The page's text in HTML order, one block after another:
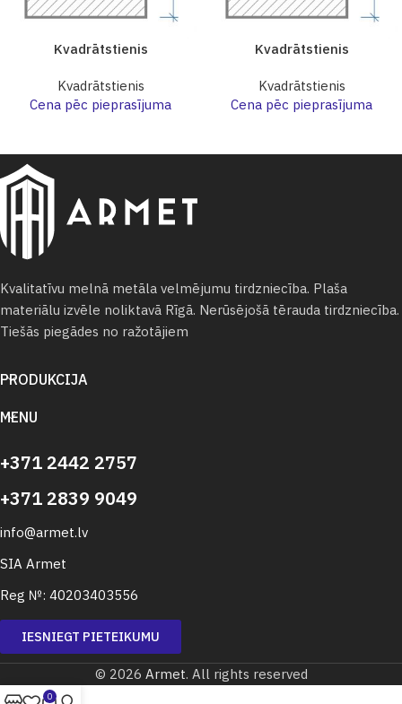
Kvadrātstienis
Kvadrātstienis
Cena pēc pieprasījuma
Kvadrātstienis
Kvadrātstienis
Cena pēc pieprasījuma
Kvalitatīvu melnā metāla velmējumu tirdzniecība. Plaša
materiālu izvēle noliktavā Rīgā. Nerūsējošā tērauda tirdzniecība.
Tiešās piegādes no ražotājiem
PRODUKCIJA
MENU
+371 2442 2757
+371 2839 9049
info@armet.lv
SIA Armet
Reg №: 40203403556
IESNIEGT PIETEIKUMU
© 2026 Armet. All rights reserved
0